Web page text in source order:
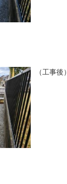
（工事後）